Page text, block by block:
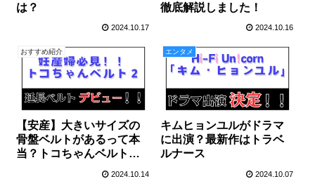
は？
2024.10.17
徹底解説しました！
2024.10.16
おすすめ紹介
【安産】大きいサイズの
骨盤ベルトがあるって本
当？トコちゃんベルトで
2024.10.14
エンタメ
キムヒョンユルがドラマ
に出演？最新作はトラベ
ルナース
2024.10.07